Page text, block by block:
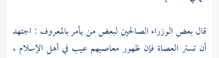
قال بعض الوزراء الصالحين لبعض من يأمر بالمعروف : اجتهد
أن تستر العصاة فإن ظهور معاصيهم عيب في أهل الإسلام ،